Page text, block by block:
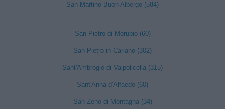
San Martino Buon Albergo (584)
San Pietro di Morubio (60)
San Pietro in Cariano (302)
Sant'Ambrogio di Valpolicella (315)
Sant'Anna d'Alfaedo (60)
San Zeno di Montagna (34)